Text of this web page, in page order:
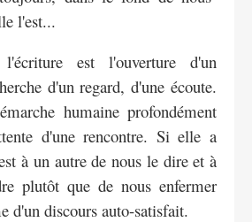
l'est...
est l'ouverture d'un
d'un regard, d'une écoute.
humaine profondément
d'une rencontre. Si elle a
à un autre de nous le dire et à
plutôt que de nous enfermer
d'un discours auto-satisfait.